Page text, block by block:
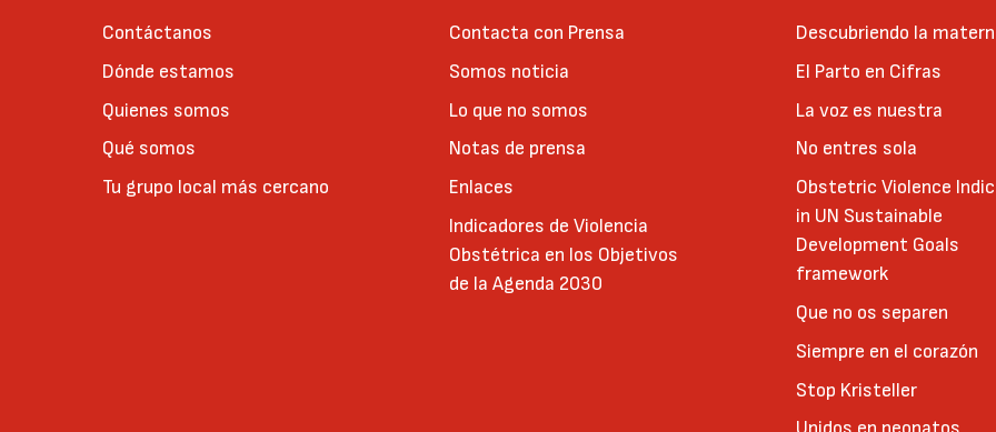
Contáctanos
Dónde estamos
Quienes somos
Qué somos
Tu grupo local más cercano
Contacta con Prensa
Somos noticia
Lo que no somos
Notas de prensa
Enlaces
Indicadores de Violencia
Obstétrica en los Objetivos
de la Agenda 2030
Descubriendo la
El Parto en Cifras
La voz es nuestra
No entres sola
Obstetric Violence
in UN Sustainable
Development Goals
framework
Que no os separen
Siempre en el corazón
Stop Kristeller